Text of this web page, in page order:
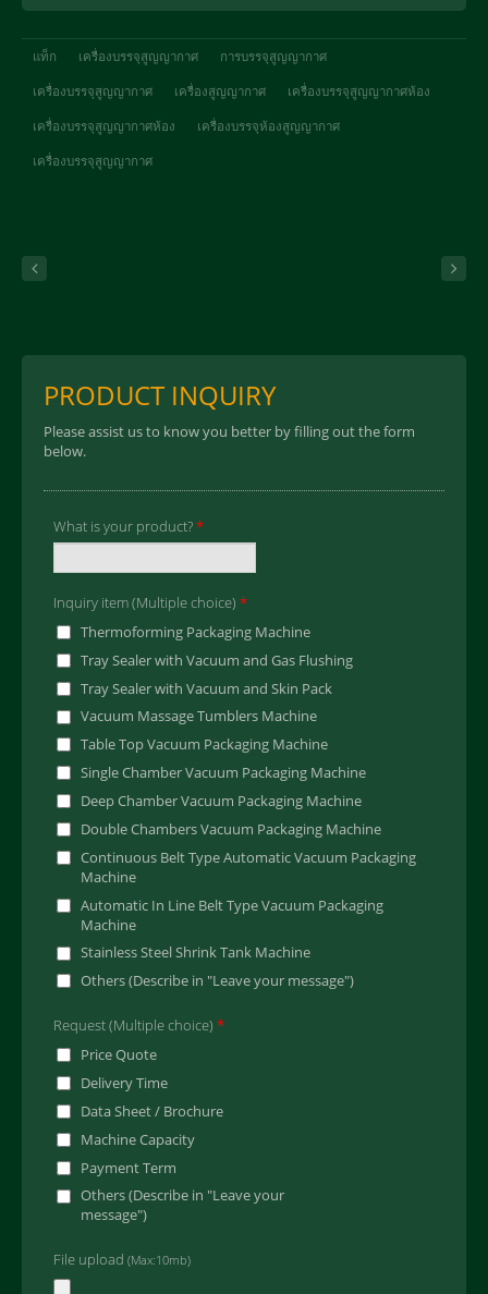
แท็ก เครื่องบรรจุสูญญากาศ การบรรจุสูญญากาศ
เครื่องบรรจุสูญญากาศ เครื่องสูญญากาศ เครื่องบรรจุสูญญากาศห้อง
เครื่องบรรจุสูญญากาศห้อง เครื่องบรรจุห้องสูญญากาศ
เครื่องบรรจุสูญญากาศ